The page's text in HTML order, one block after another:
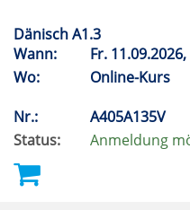
Dänisch A1.3
Wann:
Fr.
Wo:
Online-Kurs
Nr.:
A405A135V
Status:
Anmeldung